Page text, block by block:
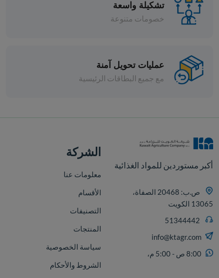
تشكيلة واسعة
خصومات متنوعة
عمليات تحويل آمنة
مع جميع البطاقات الرئيسية
أكبر مستوردين للمواد الغذائية
ص.ب: 20468 الصفاة،
13065 الكويت
info@ktagr.com
8:00 ص - 5:00 م،
الشركة
معلومات عنا
الأقسام
التصنيفات
المنتجات
سياسة الخصوصية
الشروط والأحكام